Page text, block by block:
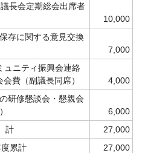
長会定期総会出席者
10,000
存に関する意見交換
7,000
ュニティ振興会連絡
費（副議長同席）
4,000
研修懇談会・懇親会
6,000
計
27,000
累計
27,000